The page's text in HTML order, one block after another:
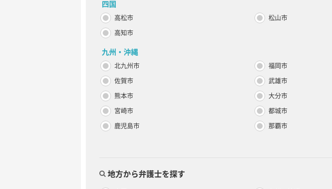
四国
高松市 松山市
高知市
九州・沖縄
北九州市 福岡市
佐賀市 武雄市
熊本市 大分市
宮崎市 都城市
鹿児島市 那覇市
地方から弁護士を探す